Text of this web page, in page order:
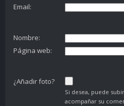
Email:
Nombre:
Página web:
¿Añadir foto?
Si desea, puede
acompañar su